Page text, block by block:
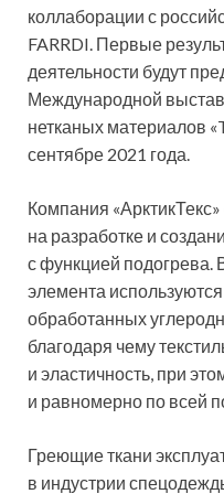
коллаборации с
FARRDI. Первые
деятельности будут
Международной
нетканых материалов
сентябре 2021 года.
Компания
на разработке и
с функцией подогрева.
элемента используются
обработанных
благодаря чему
и эластичность, при
и равномерно по всей
Греющие ткани
в индустрии